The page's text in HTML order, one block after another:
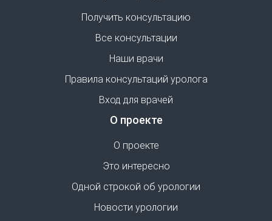
Получить консультацию
Все консультации
Наши врачи
Правила консультаций уролога
Вход для врачей
О проекте
О проекте
Это интересно
Одной строкой об урологии
Новости урологии